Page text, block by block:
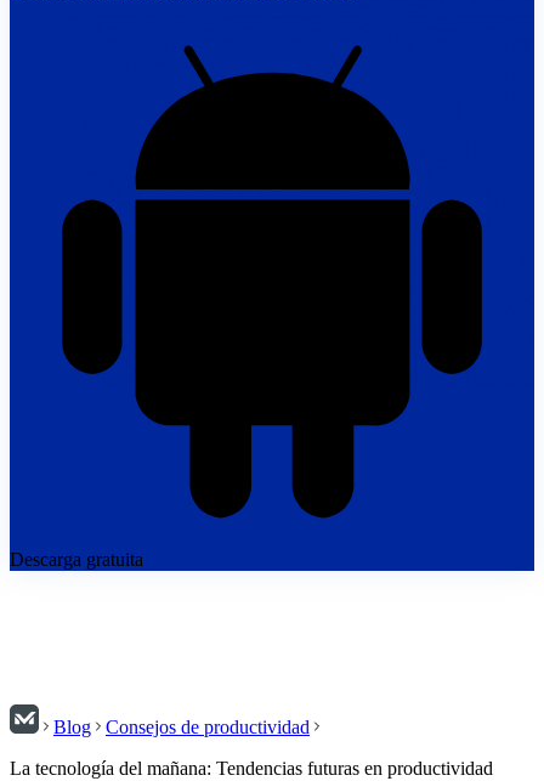
Descarga gratuita
Blog
Consejos de productividad
La tecnología del mañana: Tendencias futuras en productividad